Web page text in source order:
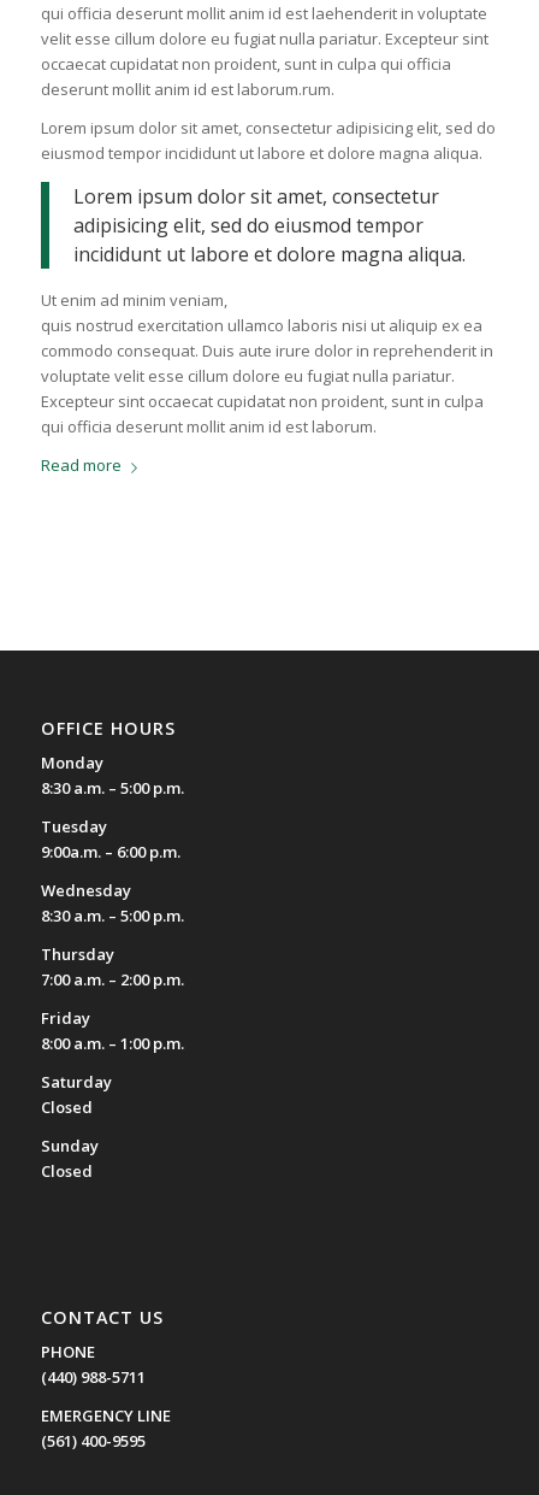
qui officia deserunt mollit anim id est laehenderit in voluptate
velit esse cillum dolore eu fugiat nulla pariatur. Excepteur sint
occaecat cupidatat non proident, sunt in culpa qui officia
deserunt mollit anim id est laborum.rum.
Lorem ipsum dolor sit amet, consectetur adipisicing elit, sed do
eiusmod tempor incididunt ut labore et dolore magna aliqua.
Lorem ipsum dolor sit amet, consectetur
adipisicing elit, sed do eiusmod tempor
incididunt ut labore et dolore magna aliqua.
Ut enim ad minim veniam,
quis nostrud exercitation ullamco laboris nisi ut aliquip ex ea
commodo consequat. Duis aute irure dolor in reprehenderit in
voluptate velit esse cillum dolore eu fugiat nulla pariatur.
Excepteur sint occaecat cupidatat non proident, sunt in culpa
qui officia deserunt mollit anim id est laborum.
Read more
OFFICE HOURS
Monday
8:30 a.m. – 5:00 p.m.
Tuesday
9:00a.m. – 6:00 p.m.
Wednesday
8:30 a.m. – 5:00 p.m.
Thursday
7:00 a.m. – 2:00 p.m.
Friday
8:00 a.m. – 1:00 p.m.
Saturday
Closed
Sunday
Closed
CONTACT US
PHONE
(440) 988-5711
EMERGENCY LINE
(561) 400-9595